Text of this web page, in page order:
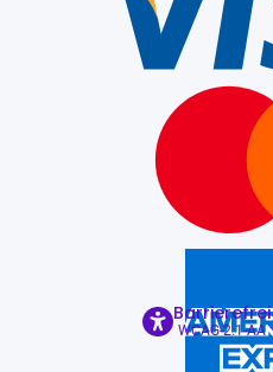
Barrierefrei
WCAG-2.1-AA